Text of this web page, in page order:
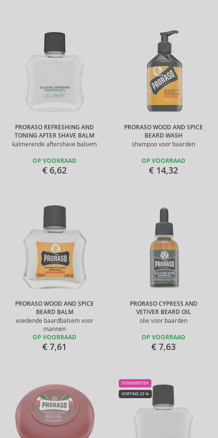
PRORASO REFRESHING AND
TONING AFTER SHAVE BALM
kalmerende aftershave balsem
OP VOORRAAD
€ 6,62
PRORASO WOOD AND SPICE
BEARD WASH
shampoo voor baarden
OP VOORRAAD
€ 14,32
PRORASO WOOD AND SPICE
BEARD BALM
voedende baardbalsem voor
mannen
OP VOORRAAD
€ 7,61
PRORASO CYPRESS AND
VETIVER BEARD OIL
olie voor baarden
OP VOORRAAD
€ 7,63
EVENEMENTEN
KORTING 20 %